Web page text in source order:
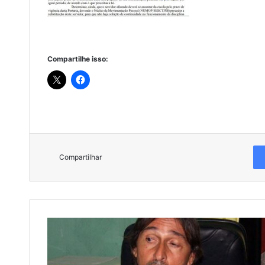
Compartilhe isso:
Compartilhar
Q